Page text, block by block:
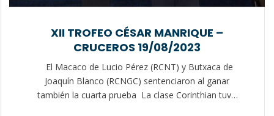
XII TROFEO CÉSAR MANRIQUE –
CRUCEROS 19/08/2023
El Macaco de Lucio Pérez (RCNT) y Butxaca de
Joaquín Blanco (RCNGC) sentenciaron al ganar
también la cuarta prueba La clase Corinthian tuvo